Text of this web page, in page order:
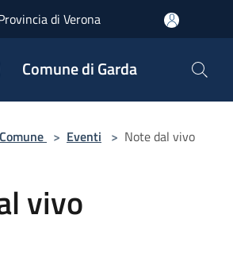
di Verona
Comune di Garda
> Eventi > Note dal vivo
vivo